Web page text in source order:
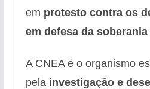
em protesto contra os
em defesa da
A CNEA é o organismo
pela investigação e